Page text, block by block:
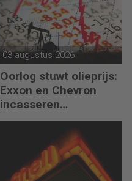
03 augustus 2026
Oorlog stuwt olieprijs:
Exxon en Chevron
incasseren
miljardenwinsten